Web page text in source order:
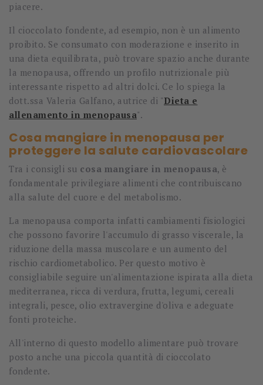
piacere.
Il cioccolato fondente, ad esempio, non è un alimento
proibito. Se consumato con moderazione e inserito in
una dieta equilibrata, può trovare spazio anche durante
la menopausa, offrendo un profilo nutrizionale più
interessante rispetto ad altri dolci. Ce lo spiega la
dott.ssa Valeria Galfano, autrice di "Dieta e
allenamento in menopausa".
Cosa mangiare in menopausa per
proteggere la salute cardiovascolare
Tra i consigli su cosa mangiare in menopausa, è
fondamentale privilegiare alimenti che contribuiscano
alla salute del cuore e del metabolismo.
La menopausa comporta infatti cambiamenti fisiologici
che possono favorire l'accumulo di grasso viscerale, la
riduzione della massa muscolare e un aumento del
rischio cardiometabolico. Per questo motivo è
consigliabile seguire un'alimentazione ispirata alla dieta
mediterranea, ricca di verdura, frutta, legumi, cereali
integrali, pesce, olio extravergine d'oliva e adeguate
fonti proteiche.
All'interno di questo modello alimentare può trovare
posto anche una piccola quantità di cioccolato
fondente.